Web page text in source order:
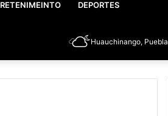
DEPORTES
Huauchinango, Puebla